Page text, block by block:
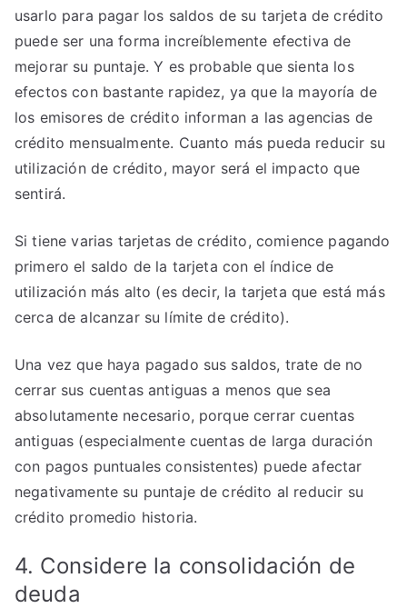
usarlo para pagar los saldos de su tarjeta de crédito
puede ser una forma increíblemente efectiva de
mejorar su puntaje. Y es probable que sienta los
efectos con bastante rapidez, ya que la mayoría de
los emisores de crédito informan a las agencias de
crédito mensualmente. Cuanto más pueda reducir su
utilización de crédito, mayor será el impacto que
sentirá.
Si tiene varias tarjetas de crédito, comience pagando
primero el saldo de la tarjeta con el índice de
utilización más alto (es decir, la tarjeta que está más
cerca de alcanzar su límite de crédito).
Una vez que haya pagado sus saldos, trate de no
cerrar sus cuentas antiguas a menos que sea
absolutamente necesario, porque cerrar cuentas
antiguas (especialmente cuentas de larga duración
con pagos puntuales consistentes) puede afectar
negativamente su puntaje de crédito al reducir su
crédito promedio historia.
4. Considere la consolidación de
deuda